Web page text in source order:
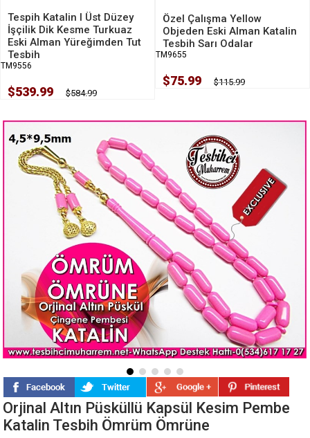
Tespih Katalin I Üst Düzey
İşçilik Dik Kesme Turkuaz
Eski Alman Yüreğimden Tut
Tesbih
TM9556
$539.99 $584.99
Özel Çalışma Yellow
Objeden Eski Alman Katalin
Tesbih Sarı Odalar
TM9655
$75.99 $115.99
Orjinal Altın Püsküllü Kapsül Kesim Pembe
Katalin Tesbih Ömrüm Ömrüne